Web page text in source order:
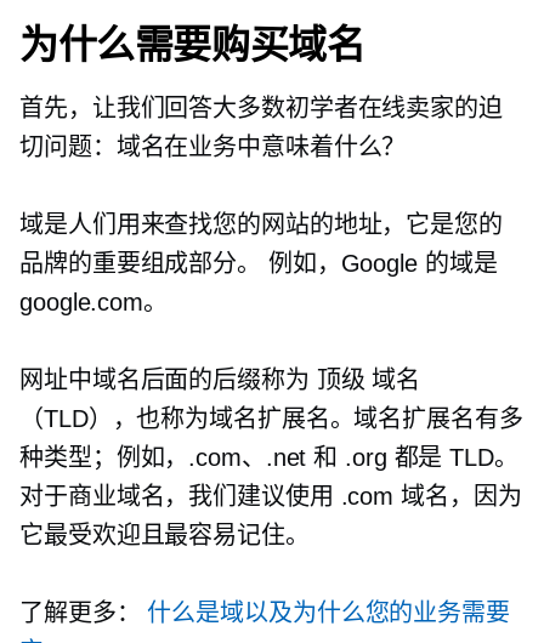
为什么需要购买域名
首先，让我们回答大多数初学者在线卖家的迫
切问题：域名在业务中意味着什么？
域是人们用来查找您的网站的地址，它是您的
品牌的重要组成部分。 例如，Google 的域是
google.com。
网址中域名后面的后缀称为 顶级 域名
（TLD），也称为域名扩展名。域名扩展名有多
种类型；例如，.com、.net 和 .org 都是 TLD。
对于商业域名，我们建议使用 .com 域名，因为
它最受欢迎且最容易记住。
了解更多： 什么是域以及为什么您的业务需要